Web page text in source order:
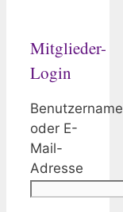
Mitglieder-
Login
Benutzername
oder E-
Mail-
Adresse